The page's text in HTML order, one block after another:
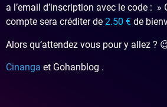
a l’email d’inscription avec le code :
compte sera créditer de 2.50 € de
Alors qu’attendez vous pour y allez ?
Cinanga et Gohanblog .